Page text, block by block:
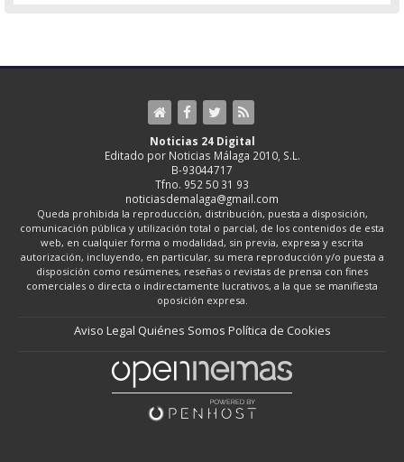
Noticias 24 Digital
Editado por Noticias Málaga 2010, S.L.
B-93044717
Tfno. 952 50 31 93
noticiasdemalaga@gmail.com
Queda prohibida la reproducción, distribución, puesta a disposición,
comunicación pública y utilización total o parcial, de los contenidos de esta
web, en cualquier forma o modalidad, sin previa, expresa y escrita
autorización, incluyendo, en particular, su mera reproducción y/o puesta a
disposición como resúmenes, reseñas o revistas de prensa con fines
comerciales o directa o indirectamente lucrativos, a la que se manifiesta
oposición expresa.
Aviso Legal Quiénes Somos Política de Cookies